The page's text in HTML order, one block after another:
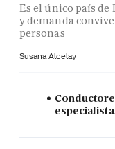
Es el único país
y demanda
personas
Susana Alcelay